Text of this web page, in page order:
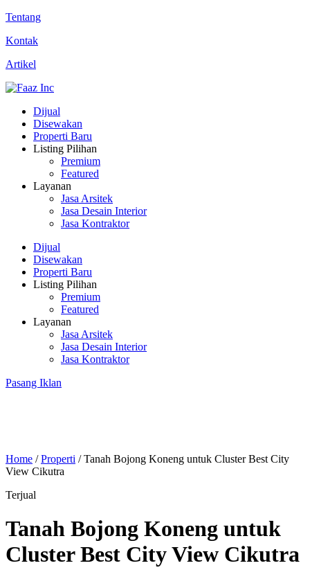
Tentang
Kontak
Artikel
Dijual
Disewakan
Properti Baru
Listing Pilihan
Premium
Featured
Layanan
Jasa Arsitek
Jasa Desain Interior
Jasa Kontraktor
Dijual
Disewakan
Properti Baru
Listing Pilihan
Premium
Featured
Layanan
Jasa Arsitek
Jasa Desain Interior
Jasa Kontraktor
Pasang Iklan
Home /Properti /Tanah Bojong Koneng untuk Cluster Best City
View Cikutra
Terjual
Tanah Bojong Koneng untuk
Cluster Best City View Cikutra